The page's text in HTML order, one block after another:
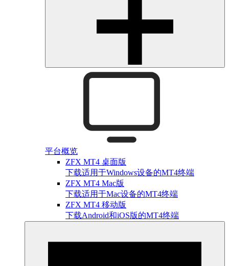
平台概览
ZFX MT4 桌面版
下载适用于Windows设备的MT4终端
ZFX MT4 Mac版
下载适用于Mac设备的MT4终端
ZFX MT4 移动版
下载Android和iOS版的MT4终端